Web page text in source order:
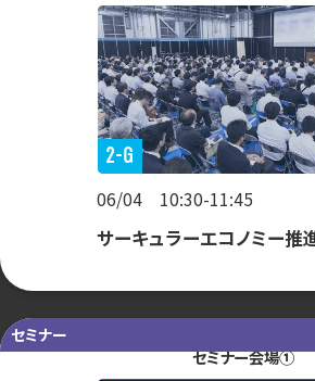
2-G
06/04 10:30-11:45
サーキュラーエコノミー推
セミナー
セミナー会場①